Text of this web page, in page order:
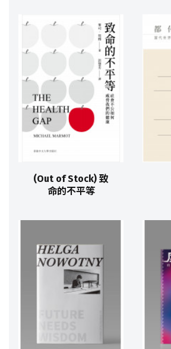
(Out of Stock) 致
命的不平等